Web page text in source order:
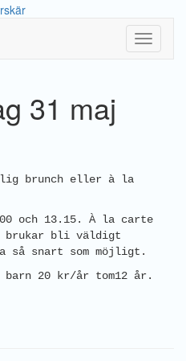
Toggle
31 maj
brunch eller à la
och 13.15. À la carte
brukar bli väldigt
så snart som möjligt.
20 kr/år tom12 år.